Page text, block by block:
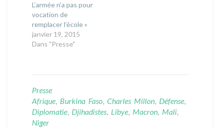
L’armée n’a pas pour
vocation de
remplacer l’école »
janvier 19, 2015
Dans "Presse"
Presse
Afrique, Burkina Faso, Charles Millon, Défense,
Diplomatie, Djihadistes, Libye, Macron, Mali,
Niger